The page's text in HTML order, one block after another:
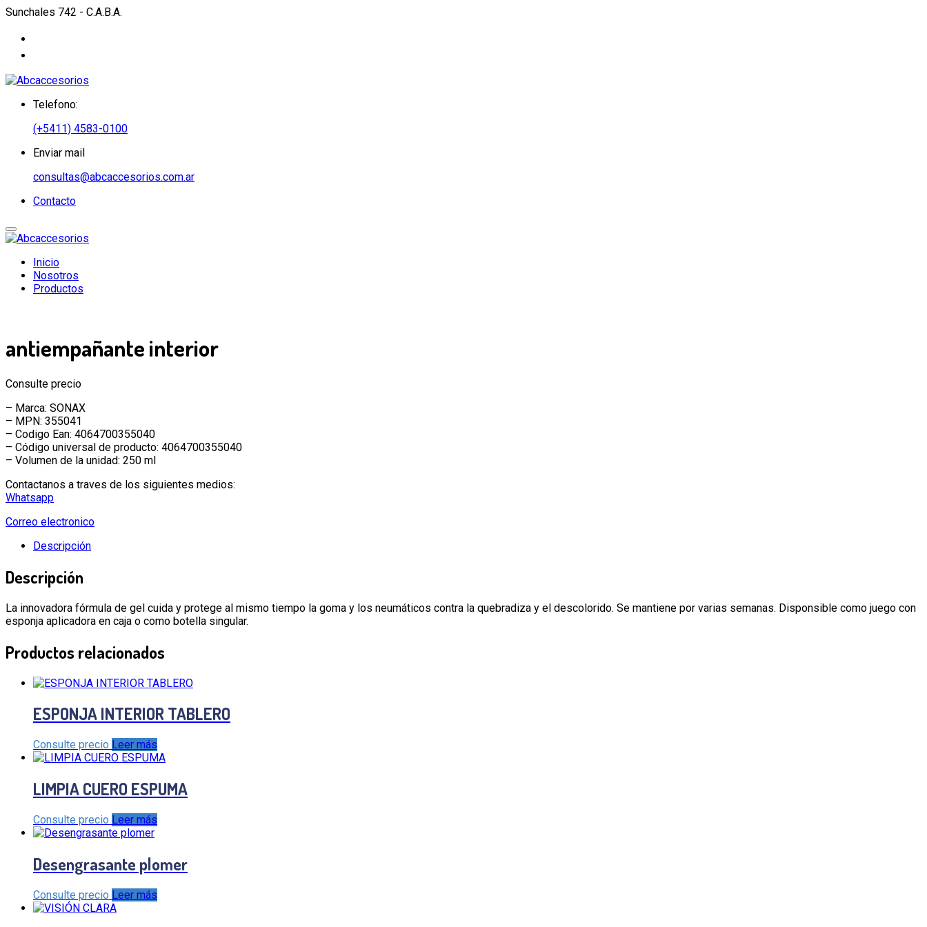
Sunchales 742 - C.A.B.A.
Telefono:
(+5411) 4583-0100
Enviar mail
consultas@abcaccesorios.com.ar
Contacto
Inicio
Nosotros
Productos
antiempañante interior
Consulte precio
– Marca: SONAX
– MPN: 355041
– Codigo Ean: 4064700355040
– Código universal de producto: 4064700355040
– Volumen de la unidad: 250 ml
Contactanos a traves de los siguientes medios:
Whatsapp
Correo electronico
Descripción
Descripción
La innovadora fórmula de gel cuida y protege al mismo tiempo la goma y los neumáticos contra la quebradiza y el descolorido. Se mantiene por varias semanas. Disponsible como juego con
esponja aplicadora en caja o como botella singular.
Productos relacionados
ESPONJA INTERIOR TABLERO
Consulte precio Leer más
LIMPIA CUERO ESPUMA
Consulte precio Leer más
Desengrasante plomer
Consulte precio Leer más